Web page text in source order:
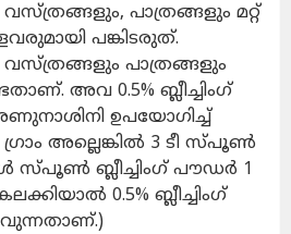
വസ്ത്രങ്ങളും, പാത്രങ്ങളും മറ്റ്
പങ്കിടരുത്.
വസ്ത്രങ്ങളും പാത്രങ്ങളും
അവ 0.5% ബ്ലീച്ചിംഗ്
ഉപയോഗിച്ച്
അല്ലെങ്കില്‍ 3 ടീ സ്പൂണ്‍
സ്പൂണ്‍ ബ്ലീച്ചിംഗ് പൗഡര്‍ 1
0.5% ബ്ലീച്ചിംഗ്